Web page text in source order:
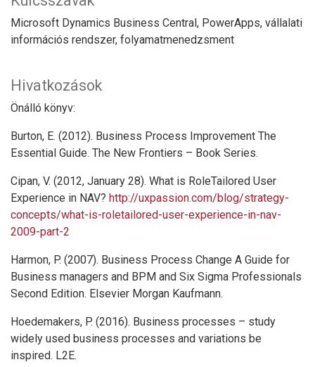
Microsoft Dynamics Business Central, PowerApps, vállalati
információs rendszer, folyamatmenedzsment
Hivatkozások
Önálló könyv:
Burton, E. (2012). Business Process Improvement The
Essential Guide. The New Frontiers – Book Series.
Cipan, V. (2012, January 28). What is RoleTailored User
Experience in NAV? http://uxpassion.com/blog/strategy-
concepts/what-is-roletailored-user-experience-in-nav-
2009-part-2
Harmon, P. (2007). Business Process Change A Guide for
Business managers and BPM and Six Sigma Professionals
Second Edition. Elsevier Morgan Kaufmann.
Hoedemakers, P. (2016). Business processes – study
widely used business processes and variations be
inspired. L2E.